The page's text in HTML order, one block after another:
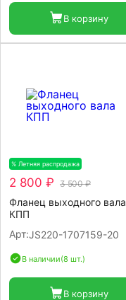
В корзину
% Летняя распродажа
2 800 ₽ 3 500 ₽
Фланец выходного вала
КПП
Арт:JS220-1707159-20
В наличии(8 шт.)
В корзину